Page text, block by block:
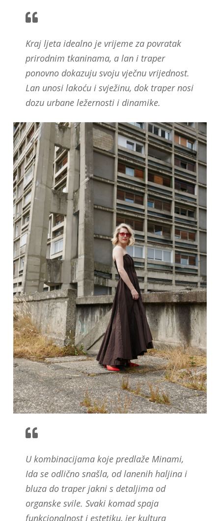
Kraj ljeta idealno je vrijeme za povratak
prirodnim tkaninama, a lan i traper
ponovno dokazuju svoju vječnu vrijednost.
Lan unosi lakoću i svježinu, dok traper nosi
dozu urbane ležernosti i dinamike.
U kombinacijama koje predlaže Minami,
Ida se odlično snašla, od lanenih haljina i
bluza do traper jakni s detaljima od
organske svile. Svaki komad spaja
funkcionalnost i estetiku, jer kultura